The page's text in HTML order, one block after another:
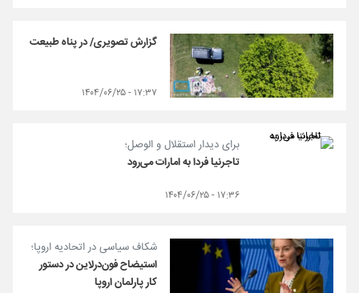
گزارش تصویری/ در پناه طبیعت
۱۷:۳۷ - ۱۴۰۴/۰۶/۲۵
برای دیدار استقلال و الوصل؛
تاجرنیا فردا به امارات می‌رود
۱۷:۳۶ - ۱۴۰۴/۰۶/۲۵
شکاف سیاسی در اتحادیه اروپا؛
استیضاح فون‌درلاین در دستور
کار پارلمان اروپا